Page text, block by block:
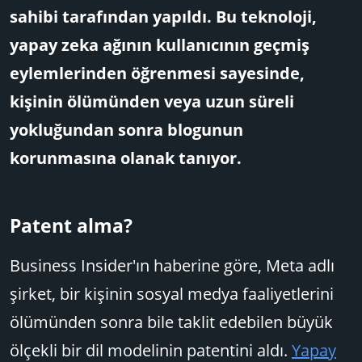
sahibi tarafından yapıldı. Bu teknoloji,
yapay zeka ağının kullanıcının geçmiş
eylemlerinden öğrenmesi sayesinde,
kişinin ölümünden veya uzun süreli
yokluğundan sonra blogunun
korunmasına olanak tanıyor.
Patent alma?​
Business Insider'ın haberine göre, Meta adlı
şirket, bir kişinin sosyal medya faaliyetlerini
ölümünden sonra bile taklit edebilen büyük
ölçekli bir dil modelinin patentini aldı. Yapay